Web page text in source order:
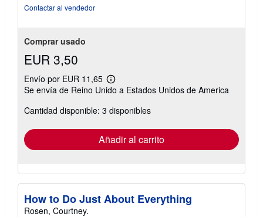
Contactar al vendedor
Comprar usado
EUR 3,50
Envío por EUR 11,65
Más
información
las
tarifas
envío
Se envía de Reino Unido a Estados Unidos de America
Cantidad disponible: 3 disponibles
Añadir al carrito
How to Do Just About Everything
Rosen, Courtney.